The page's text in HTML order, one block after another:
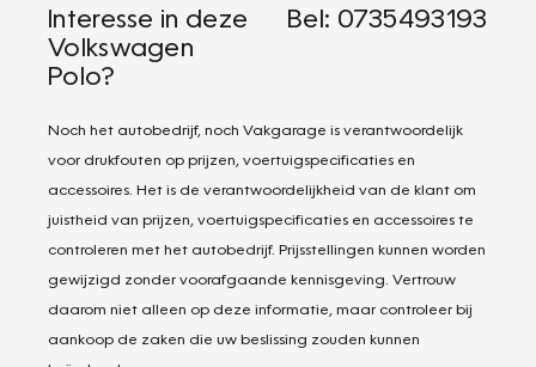
Interesse in deze
Volkswagen
Polo?
Bel: 0735493193
Noch het autobedrijf, noch Vakgarage is verantwoordelijk
voor drukfouten op prijzen, voertuigspecificaties en
accessoires. Het is de verantwoordelijkheid van de klant om
juistheid van prijzen, voertuigspecificaties en accessoires te
controleren met het autobedrijf. Prijsstellingen kunnen worden
gewijzigd zonder voorafgaande kennisgeving. Vertrouw
daarom niet alleen op deze informatie, maar controleer bij
aankoop de zaken die uw beslissing zouden kunnen